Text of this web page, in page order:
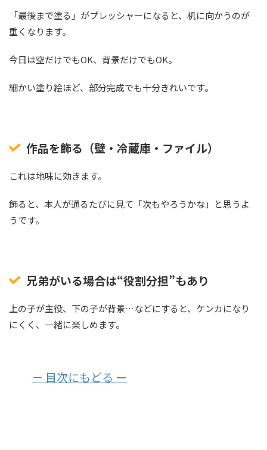
「最後まで塗る」がプレッシャーになると、机に向かうのが
重くなります。
今日は空だけでもOK、背景だけでもOK。
細かい塗り絵ほど、部分完成でも十分きれいです。
作品を飾る（壁・冷蔵庫・ファイル）
これは地味に効きます。
飾ると、本人が通るたびに見て「次もやろうかな」と思うよ
うです。
兄弟がいる場合は“役割分担”もあり
上の子が主役、下の子が背景…などにすると、ケンカになり
にくく、一緒に楽しめます。
－ 目次にもどる ー